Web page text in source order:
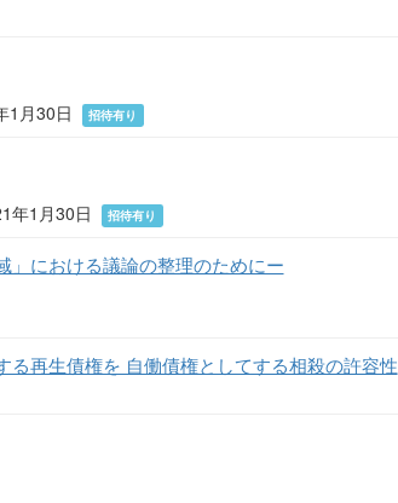
1月30日
招待有り
年1月30日
招待有り
」における議論の整理のためにー
再生債権を 自働債権としてする相殺の許容性